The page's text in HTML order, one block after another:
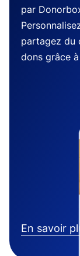
par
partagez du
dons grâce
En savoir